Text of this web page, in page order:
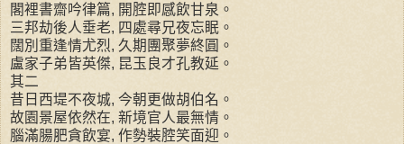
閣裡書齋吟律篇, 開腔即感飲甘泉。
三邦劫後人垂老, 四處尋兄夜忘眠。
闊別重逢情尤烈, 久期團聚夢終圓。
盧家子弟皆英傑, 昆玉良才孔教延。
其二
昔日西堤不夜城, 今朝更做胡伯名。
故園景屋依然在, 新境官人最無情。
腦滿腸肥貪飲宴, 作勢裝腔笑面迎。